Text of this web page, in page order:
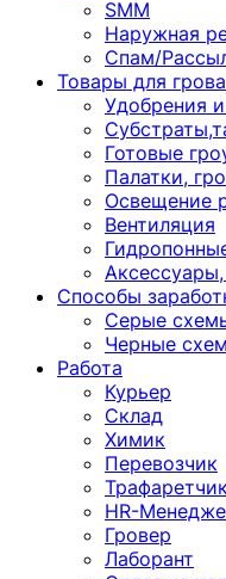
SMM
Наружная
Спам/
Товары для грова
Удобрения
Готовые
Палатки,
Освещение
Вентиляция
Способы
Серые
Черные
Работа
Курьер
Склад
Химик
Перевозчик
Трафаретчик
HR-
Гровер
Лаборант